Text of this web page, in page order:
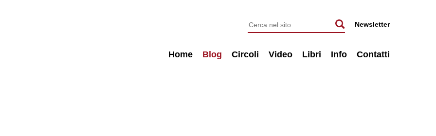
Newsletter
Home Blog Circoli Video Libri Info Contatti